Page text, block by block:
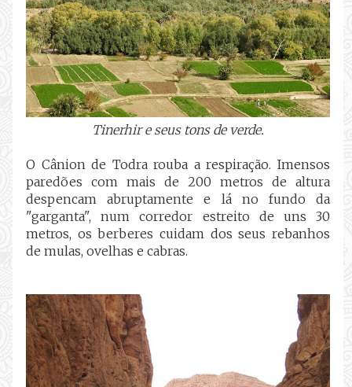
Tinerhir e seus tons de verde.
O Cânion de Todra rouba a respiração. Imensos
paredões com mais de 200 metros de altura
despencam abruptamente e lá no fundo da
"garganta", num corredor estreito de uns 30
metros, os berberes cuidam dos seus rebanhos
de mulas, ovelhas e cabras.